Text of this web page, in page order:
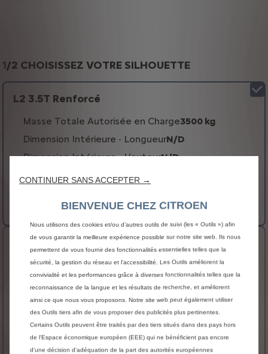
1/2 CHOISISSEZ VOTRE SILHOUETTE
L2 3.5T Renforcé
Masse Totale Autorisée en Charge3500 kg
Dimension Intérieure - LongueurN/D
Dimension Intérieure - HauteurN/D
Volume Utile N/D
Prix catalogue à partir de 49 450 € HT
L3 3.5T Renforcé
Masse Totale Autorisée en Charge3500 kg
Dimension Intérieure - LongueurN/D
Dimension Intérieure - HauteurN/D
Volume Utile
N/D
Voir plus
CONTINUER SANS ACCEPTER →
BIENVENUE CHEZ CITROEN
Nous utilisons des cookies et/ou d’autres outils de suivi (les « Outils ») afin
de vous garantir la meilleure expérience possible sur notre site web. Ils nous
permettent de vous fournir des fonctionnalités essentielles telles que la
sécurité, la gestion du réseau et l’accessibilité. Les Outils améliorent la
convivialité et les performances grâce à diverses fonctionnalités telles que la
reconnaissance de la langue et les résultats de recherche, et améliorent
ainsi ce que nous vous proposons. Notre site web peut également utiliser
des Outils tiers afin de vous proposer des publicités plus pertinentes.
Certains Outils peuvent être traités par des tiers situés dans des pays hors
de l'Espace économique européen (EEE) qui ne bénéficient pas encore
d'une décision d'adéquation de la part des autorités européennes